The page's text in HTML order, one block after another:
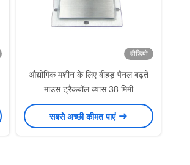
वीडियो
औद्योगिक मशीन के लिए बीहड़ पैनल बढ़ते
माउस ट्रैकबॉल व्यास 38 मिमी
सबसे अच्छी कीमत पाएं